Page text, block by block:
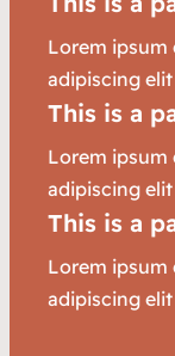
Lorem ipsum
adipiscing elit
This is a
Lorem ipsum
adipiscing elit
This is a
Lorem ipsum
adipiscing elit